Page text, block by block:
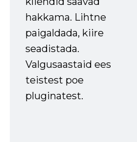
hakkama. Lihtne
paigaldada, kiire
seadistada.
Valgusaastaid ees
teistest poe
pluginatest.